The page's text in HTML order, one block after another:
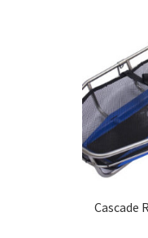
Cascade